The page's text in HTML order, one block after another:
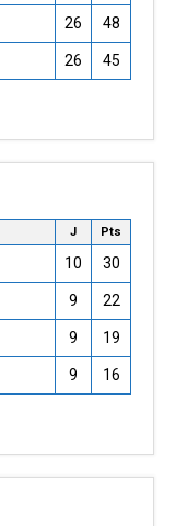
26 48
26 45
J Pts
10 30
9 22
9 19
9 16